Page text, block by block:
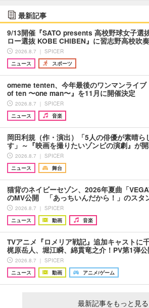
最新記事
9/13開催『SATO presents 高校野球女子選
ロー選抜 KOBE CHIBEN』に習志野高校吹
2026.8.7 ｜ SPICER
ニュース
スポーツ
omeme tenten、今年最後のワンマンライ
of ten 〜one man〜』を11月に開催決定
2026.8.7 ｜ SPICER
ニュース
音楽
岡田利規（作・演出）「5人の俳優が素晴ら
す」～『映画を撮りたいゾンビの演劇』が
2026.8.7 ｜ SPICER
ニュース
舞台
猫背のネイビーセゾン、2026年夏曲「
のMV公開 「あっちいんだから！」のスタ
2026.8.7 ｜ SPICER
ニュース
動画 音楽
TVアニメ『ロメリア戦記』追加キャストに千
梶原岳人、堀江瞬、綿貫竜之介！PV第1弾
2026.8.7 ｜ SPICER
ニュース
動画 アニメ/ゲーム
最新記事をもっと見る